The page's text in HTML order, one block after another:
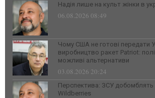
Надія лише на культ жінки в
06.08.2026 08:49
Чому США не готові передати
виробництво ракет Patriot:
можливі альтернативи
03.08.2026 20:24
Перспектива: ЗСУ добомблять
Wildberries